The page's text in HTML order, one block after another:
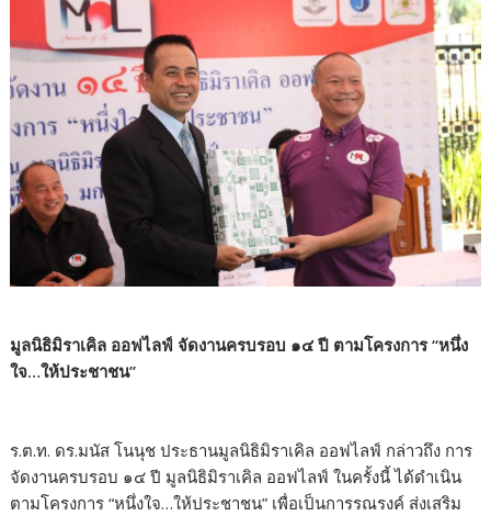
มูลนิธิมิราเคิล ออฟไลฟ์ จัดงานครบรอบ ๑๔ ปี ตามโครงการ “หนึ่ง
ใจ…ให้ประชาชน”
ร.ต.ท. ดร.มนัส โนนุช ประธานมูลนิธิมิราเคิล ออฟไลฟ์ กล่าวถึง การ
จัดงานครบรอบ ๑๔ ปี มูลนิธิมิราเคิล ออฟไลฟ์ ในครั้งนี้ ได้ดำเนิน
ตามโครงการ “หนึ่งใจ…ให้ประชาชน” เพื่อเป็นการรณรงค์ ส่งเสริม